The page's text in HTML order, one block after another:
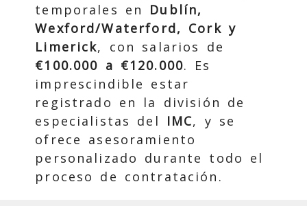
temporales en Dublín,
Wexford/Waterford, Cork y
Limerick, con salarios de
€100.000 a €120.000. Es
imprescindible estar
registrado en la división de
especialistas del IMC, y se
ofrece asesoramiento
personalizado durante todo el
proceso de contratación.